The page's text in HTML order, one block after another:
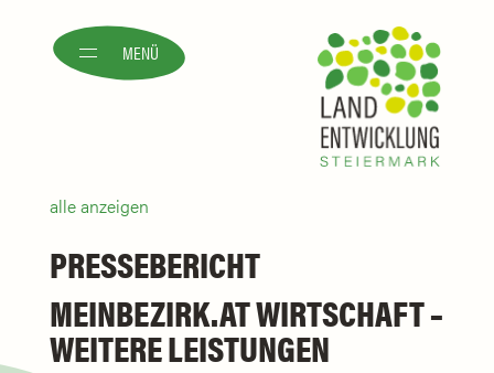
MENÜ
alle anzeigen
PRESSEBERICHT
MEINBEZIRK.AT WIRTSCHAFT –
WEITERE LEISTUNGEN